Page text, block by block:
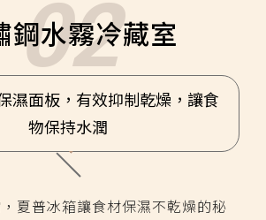
鋼水霧冷藏室
濕面板，有效抑制乾燥，讓食
物保持水潤
夏普冰箱讓食材保濕不乾燥的秘